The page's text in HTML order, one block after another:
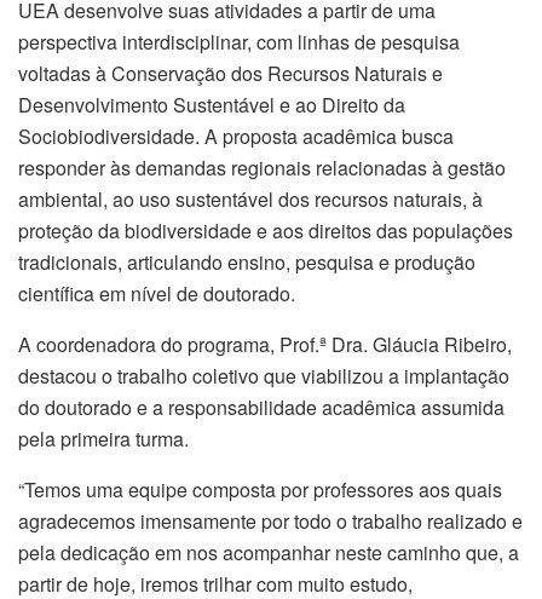
UEA desenvolve suas atividades a partir de uma
perspectiva interdisciplinar, com linhas de pesquisa
voltadas à Conservação dos Recursos Naturais e
Desenvolvimento Sustentável e ao Direito da
Sociobiodiversidade. A proposta acadêmica busca
responder às demandas regionais relacionadas à gestão
ambiental, ao uso sustentável dos recursos naturais, à
proteção da biodiversidade e aos direitos das populações
tradicionais, articulando ensino, pesquisa e produção
científica em nível de doutorado.
A coordenadora do programa, Prof.ª Dra. Gláucia Ribeiro,
destacou o trabalho coletivo que viabilizou a implantação
do doutorado e a responsabilidade acadêmica assumida
pela primeira turma.
“Temos uma equipe composta por professores aos quais
agradecemos imensamente por todo o trabalho realizado e
pela dedicação em nos acompanhar neste caminho que, a
partir de hoje, iremos trilhar com muito estudo,